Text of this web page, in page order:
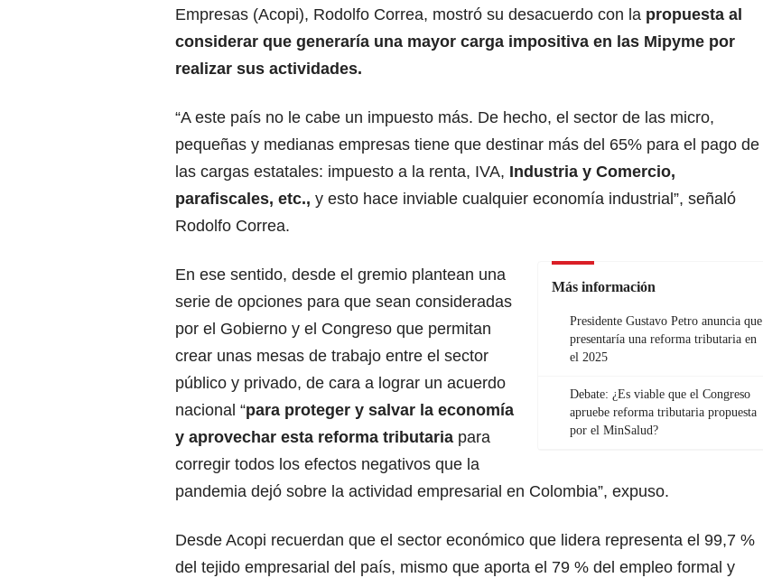
Empresas (Acopi), Rodolfo Correa, mostró su desacuerdo con la propuesta al
considerar que generaría una mayor carga impositiva en las Mipyme por
realizar sus actividades.
“A este país no le cabe un impuesto más. De hecho, el sector de las micro,
pequeñas y medianas empresas tiene que destinar más del 65% para el pago de
las cargas estatales: impuesto a la renta, IVA, Industria y Comercio,
parafiscales, etc., y esto hace inviable cualquier economía industrial”, señaló
Rodolfo Correa.
Más información
Presidente Gustavo Petro anuncia que
presentaría una reforma tributaria en
el 2025
Debate: ¿Es viable que el Congreso
apruebe reforma tributaria propuesta
por el MinSalud?
En ese sentido, desde el gremio plantean una
serie de opciones para que sean consideradas
por el Gobierno y el Congreso que permitan
crear unas mesas de trabajo entre el sector
público y privado, de cara a lograr un acuerdo
nacional “para proteger y salvar la economía
y aprovechar esta reforma tributaria para
corregir todos los efectos negativos que la
pandemia dejó sobre la actividad empresarial en Colombia”, expuso.
Desde Acopi recuerdan que el sector económico que lidera representa el 99,7 %
del tejido empresarial del país, mismo que aporta el 79 % del empleo formal y